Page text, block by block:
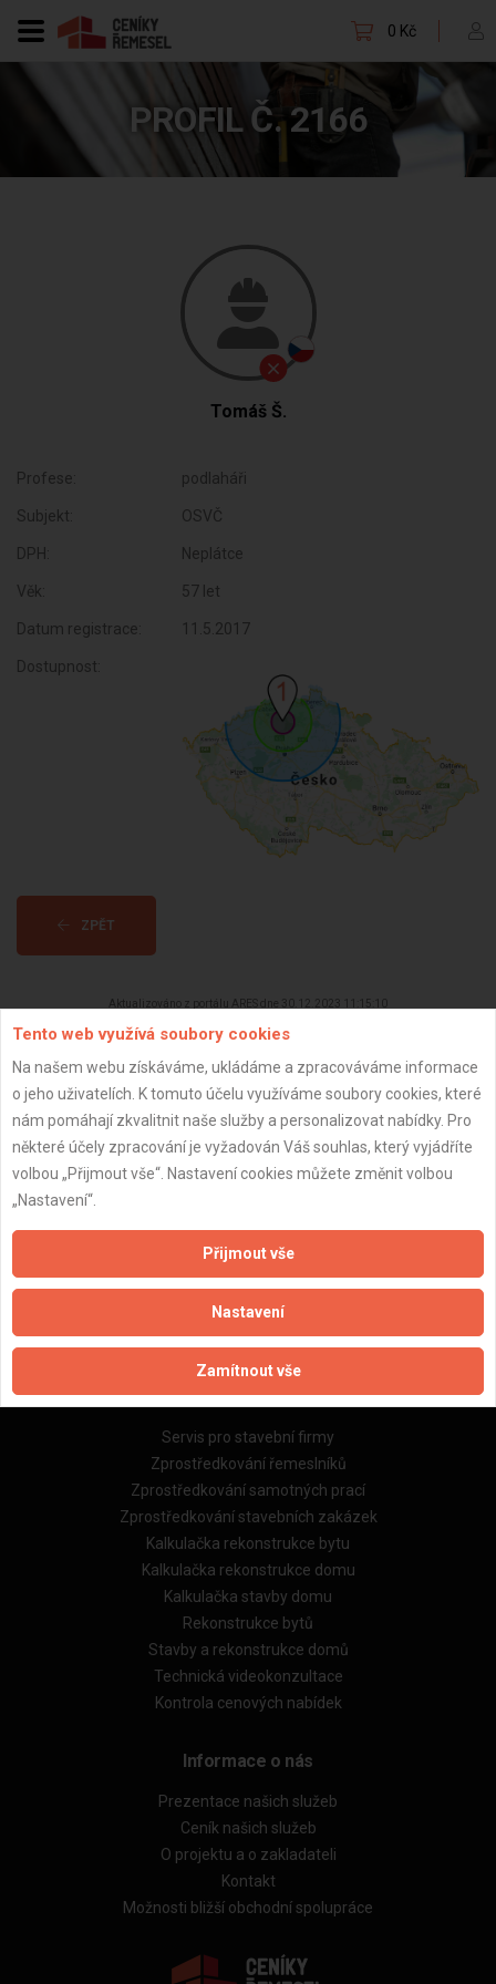
0 Kč
PROFIL Č. 2166
Tomáš Š.
Profese: podlaháři
Subjekt: OSVČ
DPH: Neplátce
Věk: 57 let
Datum registrace: 11.5.2017
Dostupnost:
ZPĚT
Aktualizováno z portálu ARES dne 30.12.2023 11:15:10
Důležité informace
Naše firmy a řemeslníci
Zásady pro používání souborů cookie
Obchodní podmínky (zprostředkování)
Obchodní podmínky (rozpočtování)
Reference
Naše excelové tabulky online
Naše služby
Servis pro stavební firmy
Zprostředkování řemeslníků
Zprostředkování samotných prací
Zprostředkování stavebních zakázek
Kalkulačka rekonstrukce bytu
Kalkulačka rekonstrukce domu
Kalkulačka stavby domu
Rekonstrukce bytů
Stavby a rekonstrukce domů
Technická videokonzultace
Kontrola cenových nabídek
Informace o nás
Prezentace našich služeb
Ceník našich služeb
O projektu a o zakladateli
Kontakt
Možnosti bližší obchodní spolupráce
Tento web využívá soubory cookies
Na našem webu získáváme, ukládáme a zpracováváme informace
o jeho uživatelích. K tomuto účelu využíváme soubory cookies, které
nám pomáhají zkvalitnit naše služby a personalizovat nabídky. Pro
některé účely zpracování je vyžadován Váš souhlas, který vyjádříte
volbou „Přijmout vše“. Nastavení cookies můžete změnit volbou
„Nastavení“.
Přijmout vše
Nastavení
Zamítnout vše